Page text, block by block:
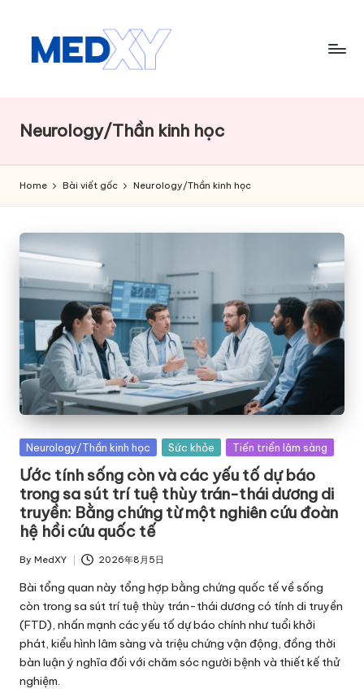
e
d
x
y
A
I
Neurology/Thần kinh học
Home Bài viết gốc Neurology/Thần kinh học
Posted
Neurology/Thần kinh học Sức khỏe Tiến triển lâm sàng
Ước tính sống còn và các yếu tố dự báo
trong sa sút trí tuệ thùy trán-thái dương di
truyền: Bằng chứng từ một nghiên cứu đoàn
hệ hồi cứu quốc tế
Posted
by
By MedXY 2026年8月5日
Bài tổng quan này tổng hợp bằng chứng quốc tế về sống
còn trong sa sút trí tuệ thùy trán-thái dương có tính di truyền
(FTD), nhấn mạnh các yếu tố dự báo chính như tuổi khởi
phát, kiểu hình lâm sàng và triệu chứng vận động, đồng thời
bàn luận ý nghĩa đối với chăm sóc người bệnh và thiết kế thử
nghiệm.